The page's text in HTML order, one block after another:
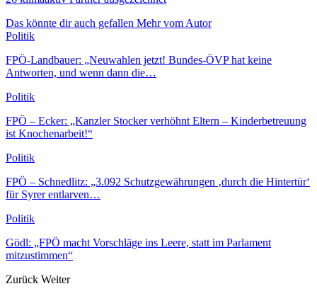
Das könnte dir auch gefallen Mehr vom Autor
Politik
FPÖ-Landbauer: „Neuwahlen jetzt! Bundes-ÖVP hat keine
Antworten, und wenn dann die…
Politik
FPÖ – Ecker: „Kanzler Stocker verhöhnt Eltern – Kinderbetreuung
ist Knochenarbeit!“
Politik
FPÖ – Schnedlitz: „3.092 Schutzgewährungen ‚durch die Hintertür‘
für Syrer entlarven…
Politik
Gödl: „FPÖ macht Vorschläge ins Leere, statt im Parlament
mitzustimmen“
Zurück Weiter